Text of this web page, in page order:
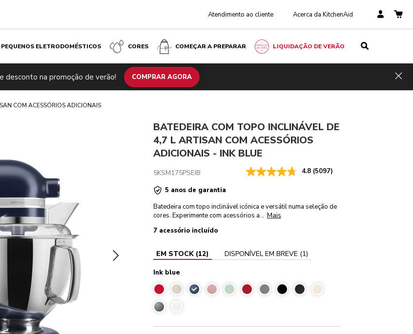
Atendimento ao cliente Acerca da KitchenAid
PEQUENOS ELETRODOMÉSTICOS CORES COMEÇAR A PREPARAR LIQUIDAÇÃO DE VERÃO
desconto na promoção de verão! COMPRAR AGORA
COM ACESSÓRIOS ADICIONAIS
Inspiração Especificações técnicas Comentários
Ink blue
€ 649,00
BATEDEIRA COM TOPO INCLINÁVEL DE
4,7 L ARTISAN COM ACESSÓRIOS
ADICIONAIS - INK BLUE
5KSM175PSEIB 4.8 (5097)
5 anos de garantia
Batedeira com topo inclinável icónica e versátil numa seleção de
cores. Experimente com acessórios a... Mais
7 acessório incluído
EM STOCK(12) DISPONÍVEL EM BREVE (1)
Ink blue
Ink blue